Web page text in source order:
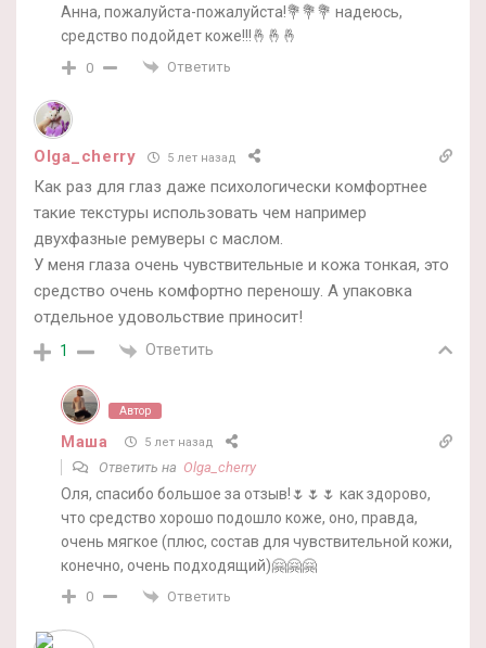
Анна, пожалуйста-пожалуйста!💐💐💐 надеюсь,
средство подойдет коже!!!🤞🤞🤞
0 Ответить
Olga_cherry 5 лет назад
Как раз для глаз даже психологически комфортнее
такие текстуры использовать чем например
двухфазные ремуверы с маслом.
У меня глаза очень чувствительные и кожа тонкая, это
средство очень комфортно переношу. А упаковка
отдельное удовольствие приносит!
1 Ответить
Автор
Маша 5 лет назад
Ответить на Olga_cherry
Оля, спасибо большое за отзыв!🌷🌷🌷 как здорово,
что средство хорошо подошло коже, оно, правда,
очень мягкое (плюс, состав для чувствительной кожи,
конечно, очень подходящий)🤗🤗🤗
0 Ответить